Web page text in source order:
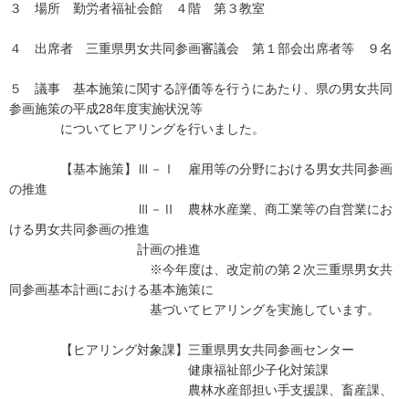
３ 場所 勤労者福祉会館 ４階 第３教室
４ 出席者 三重県男女共同参画審議会 第１部会出席者等 ９名
５ 議事 基本施策に関する評価等を行うにあたり、県の男女共同
参画施策の平成28年度実施状況等
についてヒアリングを行いました。
【基本施策】Ⅲ－Ⅰ 雇用等の分野における男女共同参画
の推進
Ⅲ－Ⅱ 農林水産業、商工業等の自営業にお
ける男女共同参画の推進
計画の推進
※今年度は、改定前の第２次三重県男女共
同参画基本計画における基本施策に
基づいてヒアリングを実施しています。
【ヒアリング対象課】三重県男女共同参画センター
健康福祉部少子化対策課
農林水産部担い手支援課、畜産課、